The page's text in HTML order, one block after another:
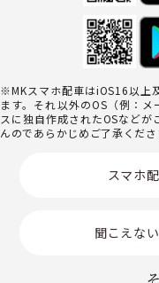
※MKスマホ配車はiOS16以上
ます。それ以外のOS（例：
スに独自作成されたOSなど
んのであらかじめご了承くださ
スマホ
聞こえな